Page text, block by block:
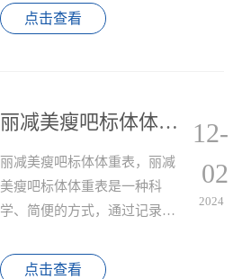
以其专业的减肥方案，和一站
式的减肥服务脱颖而出。
点击查看
丽减美瘦吧标体体重表
丽减美瘦吧标体体重表，丽减
美瘦吧标体体重表是一种科
学、简便的方式，通过记录身
的理想体重和健康目标。
点击查看
12-
02
2024